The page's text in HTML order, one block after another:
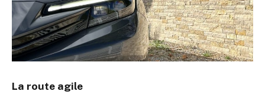
La route agile